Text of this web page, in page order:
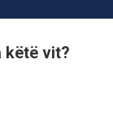
këtë vit?